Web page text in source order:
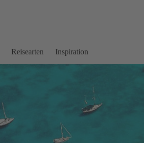
Reisearten Inspiration